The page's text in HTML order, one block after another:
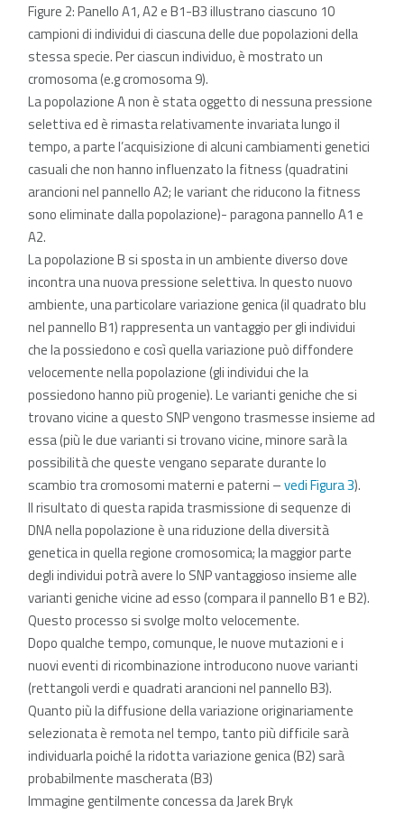
Figure 2: Panello A1, A2 e B1-B3 illustrano ciascuno 10
campioni di individui di ciascuna delle due popolazioni della
stessa specie. Per ciascun individuo, è mostrato un
cromosoma (e.g cromosoma 9).
La popolazione A non è stata oggetto di nessuna pressione
selettiva ed è rimasta relativamente invariata lungo il
tempo, a parte l’acquisizione di alcuni cambiamenti genetici
casuali che non hanno influenzato la fitness (quadratini
arancioni nel pannello A2; le variant che riducono la fitness
sono eliminate dalla popolazione)- paragona pannello A1 e
A2.
La popolazione B si sposta in un ambiente diverso dove
incontra una nuova pressione selettiva. In questo nuovo
ambiente, una particolare variazione genica (il quadrato blu
nel pannello B1) rappresenta un vantaggio per gli individui
che la possiedono e così quella variazione può diffondere
velocemente nella popolazione (gli individui che la
possiedono hanno più progenie). Le varianti geniche che si
trovano vicine a questo SNP vengono trasmesse insieme ad
essa (più le due varianti si trovano vicine, minore sarà la
possibilità che queste vengano separate durante lo
scambio tra cromosomi materni e paterni –vedi Figura 3).
Il risultato di questa rapida trasmissione di sequenze di
DNA nella popolazione è una riduzione della diversità
genetica in quella regione cromosomica; la maggior parte
degli individui potrà avere lo SNP vantaggioso insieme alle
varianti geniche vicine ad esso (compara il pannello B1 e B2).
Questo processo si svolge molto velocemente.
Dopo qualche tempo, comunque, le nuove mutazioni e i
nuovi eventi di ricombinazione introducono nuove varianti
(rettangoli verdi e quadrati arancioni nel pannello B3).
Quanto più la diffusione della variazione originariamente
selezionata è remota nel tempo, tanto più difficile sarà
individuarla poiché la ridotta variazione genica (B2) sarà
probabilmente mascherata (B3)
Immagine gentilmente concessa da Jarek Bryk